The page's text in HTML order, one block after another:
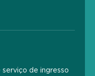
serviço de ingresso